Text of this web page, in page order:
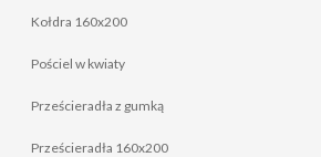
Kołdra 160x200
Pościel w kwiaty
Prześcieradła z gumką
Prześcieradła 160x200